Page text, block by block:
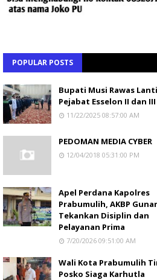
POPULAR POSTS
Bupati Musi Rawas
Pejabat Esselon II dan III
11/22/2025 08:57:00 AM
PEDOMAN MEDIA CYBER
12/04/2018 05:31:00 PM
Apel Perdana Kapolres
Prabumulih, AKBP
Tekankan Disiplin dan
Pelayanan Prima
7/20/2026 09:51:00 AM
Wali Kota Prabumulih
Posko Siaga Karhutla